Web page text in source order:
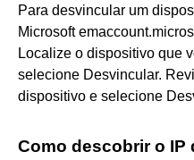
Para desvincular um
Microsoft
Localize o dispositivo que
selecione Desvincular.
dispositivo e selecione
Como descobrir o IP